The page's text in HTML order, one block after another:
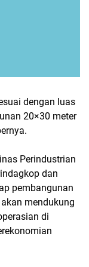
dengan luas
20×30 meter
Perindustrian
dan
pembangunan
mendukung
di